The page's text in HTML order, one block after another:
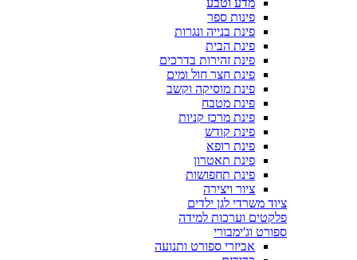
מדע וטבע
פינות ספר
פינת בנייה ונגרות
פינת הבית
פינת זהירות בדרכים
פינת חצר חול ומים
פינת מוסיקה וקשב
פינת מטבח
פינת מרכז קניות
פינת קודש
פינת רופא
פינת תאטרון
פינת תחפושות
ציור ויצירה
ציוד משרדי לגן ילדים
פלקטים וערכות למידה
ספורט וג'ימבורי
אביזרי ספורט ותנועה